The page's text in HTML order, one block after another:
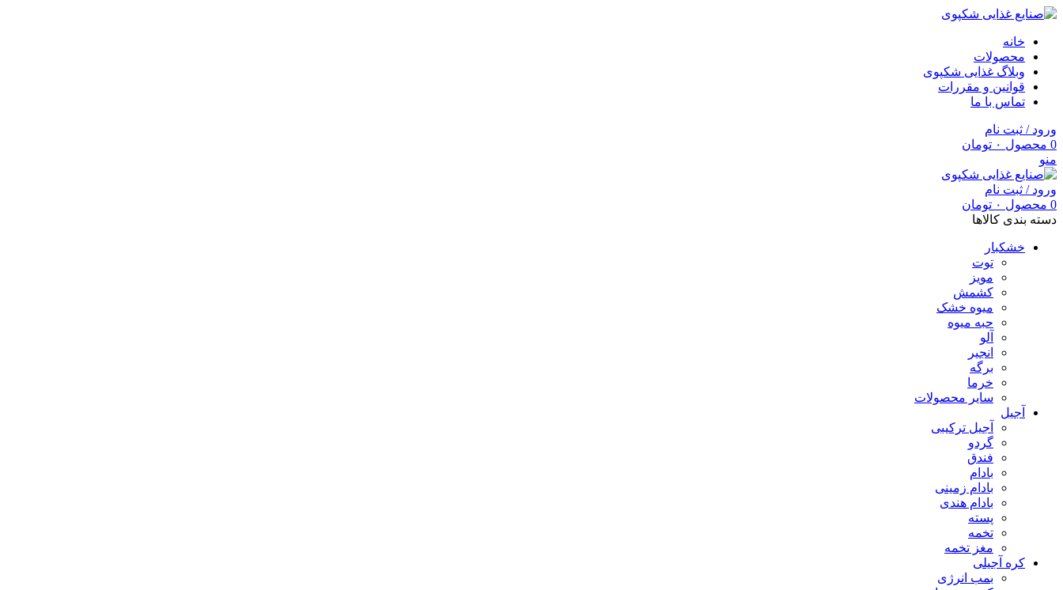
خانه
محصولات
وبلاگ غذایی شکپوی
قوانین و مقررات
تماس با ما
ورود / ثبت نام
0 محصول ۰ تومان
منو
ورود / ثبت نام
0 محصول ۰ تومان
دسته بندی کالاها
خشکبار
توت
مویز
کشمش
میوه خشک
حبه میوه
آلو
انجیر
برگه
خرما
سایر محصولات
آجیل
آجیل ترکیبی
گردو
فندق
بادام
بادام زمینی
بادام هندی
پسته
تخمه
مغز تخمه
کره آجیلی
بمب انرژی